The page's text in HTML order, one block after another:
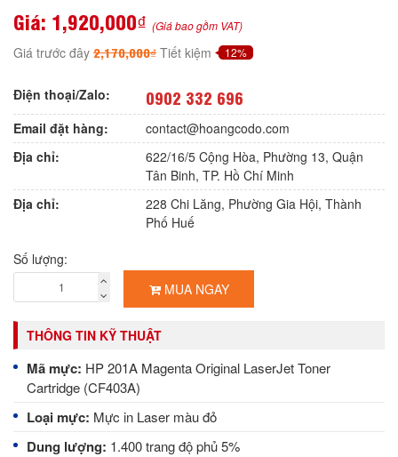
Giá: 1,920,000₫ (Giá bao gồm VAT)
Giá trước đây 2,170,000₫ Tiết kiệm 12%
Điện thoại/Zalo: 0902 332 696
Email đặt hàng:
contact@hoangcodo.com
Địa chỉ:
622/16/5 Cộng Hòa, Phường 13, Quận
Tân Binh, TP. Hồ Chí Minh
Địa chỉ:
228 Chi Lăng, Phường Gia Hội, Thành
Phố Huế
Số lượng:
MUA NGAY
THÔNG TIN KỸ THUẬT
Mã mực: HP 201A Magenta Original LaserJet Toner
Cartridge (CF403A)
Loại mực: Mực in Laser màu đỏ
Dung lượng: 1.400 trang độ phủ 5%